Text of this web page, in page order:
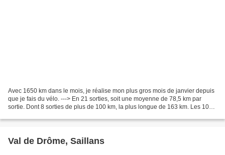
Avec 1650 km dans le mois, je réalise mon plus gros mois de janvier depuis
que je fais du vélo. ---> En 21 sorties, soit une moyenne de 78,5 km par
sortie. Dont 8 sorties de plus de 100 km, la plus longue de 163 km. Les 10
Val de Drôme, Saillans